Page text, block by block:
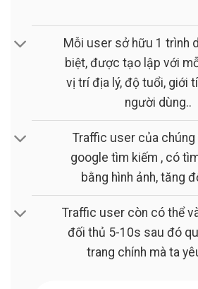
Mỗi user sở hữu 1 trình
biệt, được tạo lập với
vị trí địa lý, độ tuổi, giới
người dùng..
Traffic user của
google tìm kiếm , có
bằng hình ảnh, tăng
Traffic user còn có thể
đối thủ 5-10s sau đó
trang chính mà ta